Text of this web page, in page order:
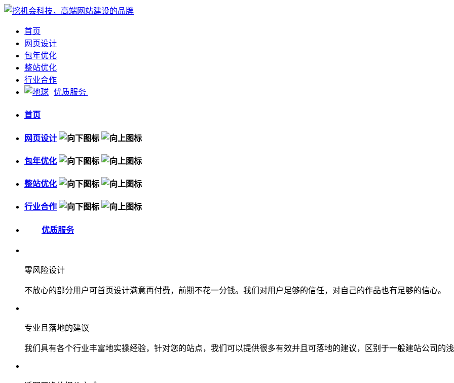
首页
网页设计
包年优化
整站优化
行业合作
优质服务
首页
网页设计
包年优化
整站优化
行业合作
优质服务
零风险设计
不放心的部分用户可首页设计满意再付费，前期不花一分钱。我们对用户足够的信任，对自己的作品也有足够的信心。
专业且落地的建议
我们具有各个行业丰富地实操经验，针对您的站点，我们可以提供很多有效并且可落地的建议，区别于一般建站公司的